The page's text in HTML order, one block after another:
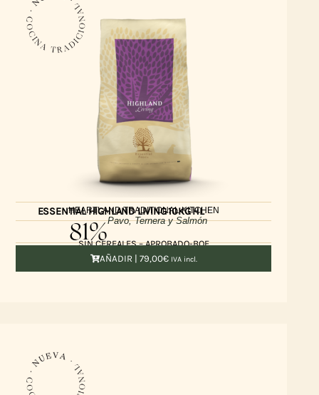
HEARTLAND TRADITIONAL KITCHEN
ESSENTIAL HIGHLAND LIVING 10KG HL
81%Pavo, Ternera y Salmón
SIN CEREALES – APROBADO-BOF
AÑADIR | 79,00€ IVA incl.